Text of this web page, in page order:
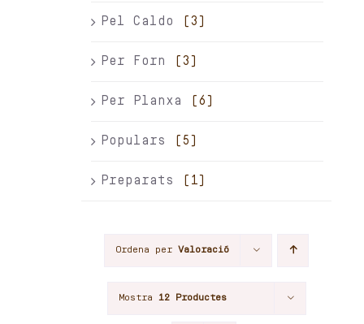
Pel Caldo (3)
Per Forn (3)
Per Planxa (6)
Populars (5)
Preparats (1)
Ordena per Valoració
Mostra 12 Productes